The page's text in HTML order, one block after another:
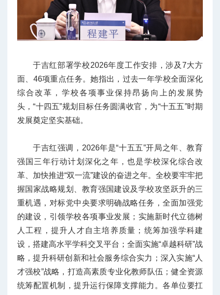
于吉红部署学校2026年度工作安排，涉及7大方
面、46项重点任务。她指出，过去一年学校全面深化
综合改革，学校各项事业保持昂扬向上的发展势
头，“十四五”规划目标任务圆满收官，为“十五五”时期
发展奠定坚实基础。
于吉红强调，2026年是“十五五”开局之年、教育
强国三年行动计划深化之年，也是学校深化综合改
革、加快推进“双一流”建设的奋进之年。全校要牢牢把
握国家战略规划、教育强国建设及学校攻坚跃升的三
重机遇，对标党中央要求明确战略任务，全面加强党
的建设，引领学校各项事业发展；实施新时代立德树
人工程，提升人才自主培养质量；统筹加强学科建
设，搭建高水平学科交叉平台；全面实施“卓越科研”战
略，提升科研创新和社会服务综合实力；深入实施“人
才强校”战略，打造高素质专业化教师队伍；健全资源
统筹配置机制，提升运行保障支撑能力。各单位要扛